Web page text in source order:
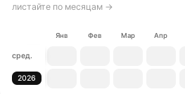
листайте по месяцам →
Янв Фев Мар Апр
сред.
2026